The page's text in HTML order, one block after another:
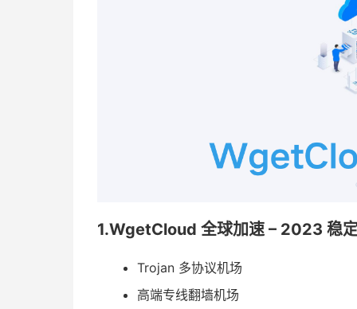
1.WgetCloud 全球加速 – 2023 稳
Trojan 多协议机场
高端专线翻墙机场